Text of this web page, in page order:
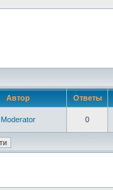
Автор Ответы
Moderator 0